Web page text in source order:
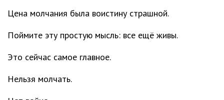
Цена молчания была воистину страшной.
Поймите эту простую мысль: все ещё живы.
Это сейчас самое главное.
Нельзя молчать.